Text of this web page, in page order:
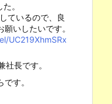
。
ているので、良
いしたいです。
UC219XhmSRx
長です。
す。